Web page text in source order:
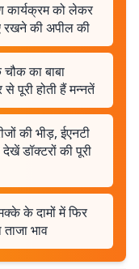
कार्यक्रम को लेकर
रखने की अपील की
का बाबा
से पूरी होती हैं मन्नतें
की भीड़, ईएनटी
डॉक्टरों की पूरी
के दामों में फिर
भाव